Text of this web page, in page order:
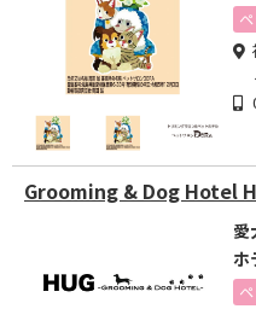
Grooming & Dog Hotel
愛
ホ
い